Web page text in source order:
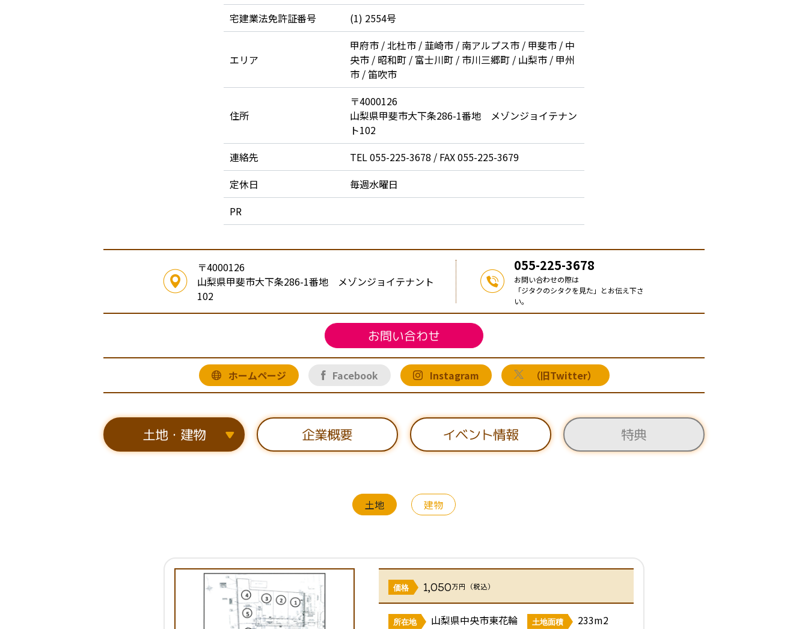
宅建業法免許証番号
(1) 2554号
エリア
甲府市 / 北杜市 / 韮崎市 / 南アルプス市 / 甲斐市 / 中
央市 / 昭和町 / 富士川町 / 市川三郷町 / 山梨市 / 甲州
市 / 笛吹市
住所
〒4000126
山梨県甲斐市大下条286-1番地 メゾンジョイテナン
ト102
連絡先
TEL 055-225-3678 / FAX 055-225-3679
定休日
毎週水曜日
PR
〒4000126
山梨県甲斐市大下条286-1番地 メゾンジョイテナント
102
055-225-3678
お問い合わせの際は
「ジタクのシタクを見た」とお伝え下さ
い。
お問い合わせ
ホームページ Facebook Instagram （旧Twitter）
土地・建物 企業概要 イベント情報 特典
土地 建物
価格 1,050万円（税込）
所在地 山梨県中央市東花輪 土地面積 233m2